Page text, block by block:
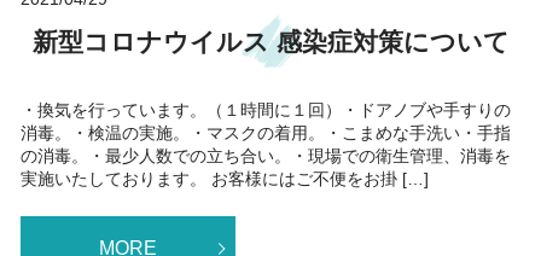
新型コロナウイルス 感染症対策について
・換気を行っています。（１時間に１回）・ドアノブや手すりの
消毒。・検温の実施。・マスクの着用。・こまめな手洗い・手指
の消毒。・最少人数での立ち合い。・現場での衛生管理、消毒を
実施いたしております。 お客様にはご不便をお掛 […]
MORE